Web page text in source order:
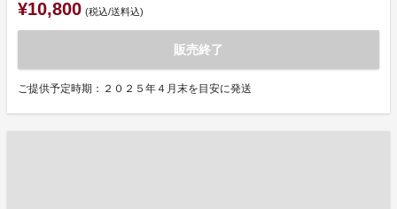
¥10,800 (税込/送料込)
販売終了
ご提供予定時期：２０２５年４月末を目安に発送